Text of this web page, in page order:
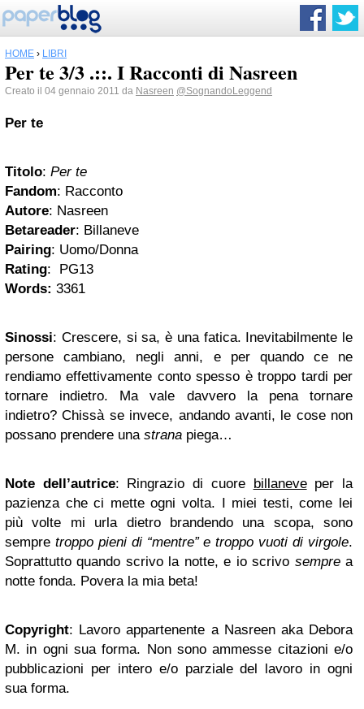
HOME › LIBRI
Per te 3/3 .::. I Racconti di Nasreen
Creato il 04 gennaio 2011 da Nasreen @SognandoLeggend
Per te
Titolo: Per te
Fandom: Racconto
Autore: Nasreen
Betareader: Billaneve
Pairing: Uomo/Donna
Rating: PG13
Words: 3361
Sinossi: Crescere, si sa, è una fatica. Inevitabilmente le
persone cambiano, negli anni, e per quando ce ne
rendiamo effettivamente conto spesso è troppo tardi per
tornare indietro. Ma vale davvero la pena tornare
indietro? Chissà se invece, andando avanti, le cose non
possano prendere una strana piega…
Note dell’autrice: Ringrazio di cuore billaneveper la
pazienza che ci mette ogni volta. I miei testi, come lei
più volte mi urla dietro brandendo una scopa, sono
sempre troppo pieni di “mentre” e troppo vuoti di virgole.
Soprattutto quando scrivo la notte, e io scrivo semprea
notte fonda. Povera la mia beta!
Copyright: Lavoro appartenente a Nasreen aka Debora
M. in ogni sua forma. Non sono ammesse citazioni e/o
pubblicazioni per intero e/o parziale del lavoro in ogni
sua forma.